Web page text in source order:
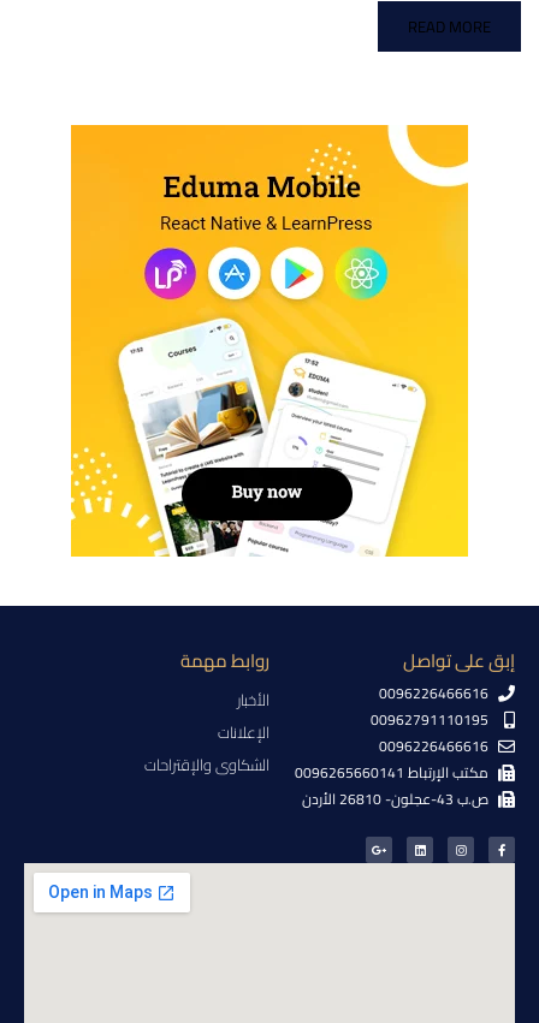
READ MORE
إبق على تواصل
0096226466616
00962791110195
0096226466616
مكتب الإرتباط 0096265660141
ص.ب 43-عجلون- 26810 الأردن
روابط مهمة
الأخبار
الإعلانات
الشكاوى والإقتراحات